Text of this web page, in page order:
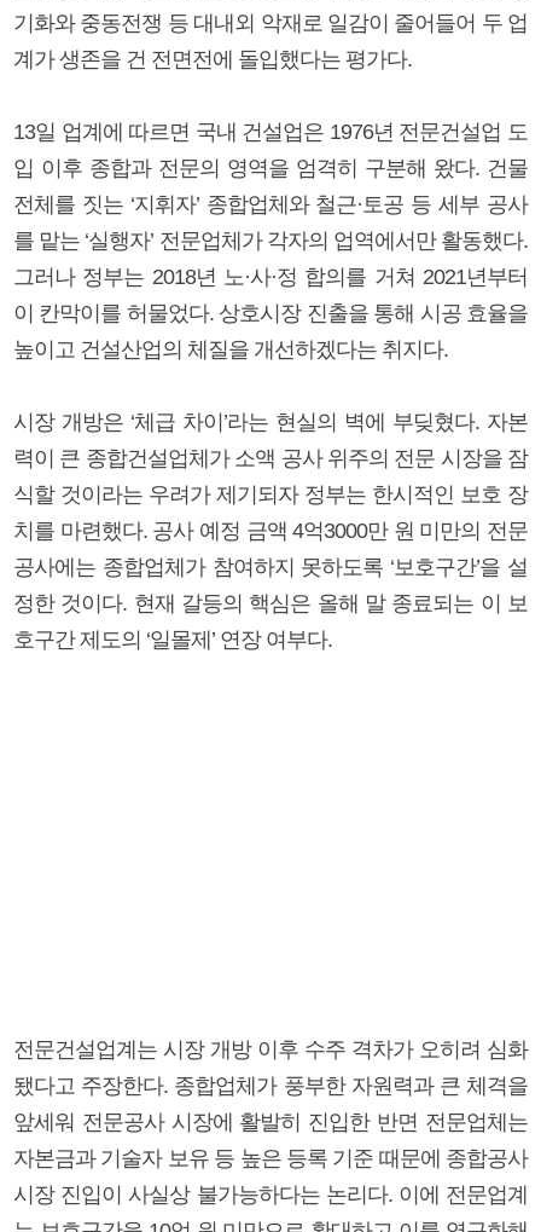
기화와 중동전쟁 등 대내외 악재로 일감이 줄어들어 두 업
계가 생존을 건 전면전에 돌입했다는 평가다.
13일 업계에 따르면 국내 건설업은 1976년 전문건설업 도
입 이후 종합과 전문의 영역을 엄격히 구분해 왔다. 건물
전체를 짓는 ‘지휘자’ 종합업체와 철근·토공 등 세부 공사
를 맡는 ‘실행자’ 전문업체가 각자의 업역에서만 활동했다.
그러나 정부는 2018년 노·사·정 합의를 거쳐 2021년부터
이 칸막이를 허물었다. 상호시장 진출을 통해 시공 효율을
높이고 건설산업의 체질을 개선하겠다는 취지다.
시장 개방은 ‘체급 차이’라는 현실의 벽에 부딪혔다. 자본
력이 큰 종합건설업체가 소액 공사 위주의 전문 시장을 잠
식할 것이라는 우려가 제기되자 정부는 한시적인 보호 장
치를 마련했다. 공사 예정 금액 4억3000만 원 미만의 전문
공사에는 종합업체가 참여하지 못하도록 ‘보호구간’을 설
정한 것이다. 현재 갈등의 핵심은 올해 말 종료되는 이 보
호구간 제도의 ‘일몰제’ 연장 여부다.
전문건설업계는 시장 개방 이후 수주 격차가 오히려 심화
됐다고 주장한다. 종합업체가 풍부한 자원력과 큰 체격을
앞세워 전문공사 시장에 활발히 진입한 반면 전문업체는
자본금과 기술자 보유 등 높은 등록 기준 때문에 종합공사
시장 진입이 사실상 불가능하다는 논리다. 이에 전문업계